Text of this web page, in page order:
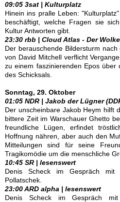
09:05 3sat | Kulturplatz
Hinein ins pralle Leben:
beschäftigt, welche Fragen sie
Kultur Antworten gibt.
23:30 rbb | Cloud Atlas - Der
Der berauschende Bildersturm
von David Mitchell verflicht
zu einem faszinierenden Epos über
des Schicksals.
Sonntag, 29. Oktober
01:05 NDR | Jakob der Lügner
Der unscheinbare Jakob Heym hilft
bittere Zeit im Warschauer Ghetto
freundliche Lügen, erfindet
Hoffnung nähren, aber auch den
Mitteilungen sind für seine
Tragikomödie um die menschliche
10:45 SR | lesenswert
Denis Scheck im Gespräch mit
Pollatschek.
23:00 ARD alpha | lesenswert
Denis Scheck im Gespräch